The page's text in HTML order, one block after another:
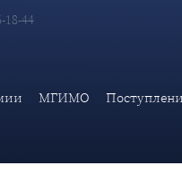
18-44
МГИМО
В.В.Путина на